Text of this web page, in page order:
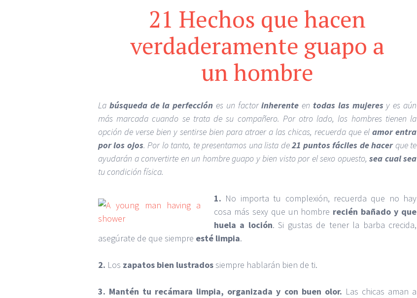
21 Hechos que hacen
verdaderamente guapo a
un hombre
La búsqueda de la perfección es un factorinherente en todas las mujeresy es aún
más marcada cuando se trata de su compañero. Por otro lado, los hombres tienen la
opción de verse bien y sentirse bien para atraer a las chicas, recuerda que el amor entra
por los ojos. Por lo tanto, te presentamos una lista de21 puntos fáciles de hacerque te
ayudarán a convertirte en un hombre guapo y bien visto por el sexo opuesto, sea cual sea
tu condición física.
1. No importa tu complexión, recuerda que no hay
cosa más sexy que un hombre recién bañado y que
huela a loción. Si gustas de tener la barba crecida,
asegúrate de que siempre esté limpia.
2. Los zapatos bien lustrados siempre hablarán bien de ti.
3. Mantén tu recámara limpia, organizada y con buen olor. Las chicas aman a